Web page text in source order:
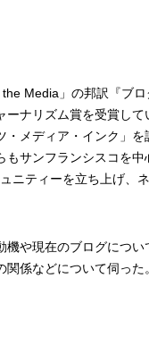
Media」の邦訳『ブ
ナリズム賞を受賞し
メディア・インク」を
サンフランシスコを中
ニティーを立ち上げ、
や現在のブログについ
係などについて伺った。